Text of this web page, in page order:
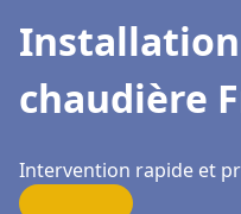
chaudière
Intervention rapide et